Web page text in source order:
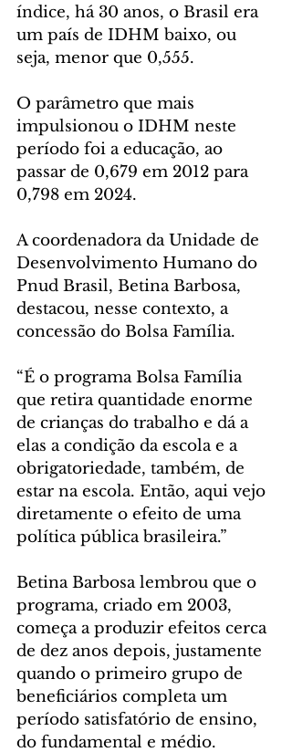
índice, há 30 anos, o Brasil era
um país de IDHM baixo, ou
seja, menor que 0,555.
O parâmetro que mais
impulsionou o IDHM neste
período foi a educação, ao
passar de 0,679 em 2012 para
0,798 em 2024.
A coordenadora da Unidade de
Desenvolvimento Humano do
Pnud Brasil, Betina Barbosa,
destacou, nesse contexto, a
concessão do Bolsa Família.
“É o programa Bolsa Família
que retira quantidade enorme
de crianças do trabalho e dá a
elas a condição da escola e a
obrigatoriedade, também, de
estar na escola. Então, aqui vejo
diretamente o efeito de uma
política pública brasileira.”
Betina Barbosa lembrou que o
programa, criado em 2003,
começa a produzir efeitos cerca
de dez anos depois, justamente
quando o primeiro grupo de
beneficiários completa um
período satisfatório de ensino,
do fundamental e médio.